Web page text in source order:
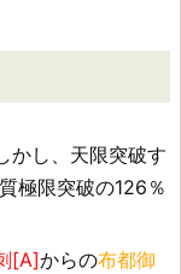
かし、天限突破す
極限突破の126％
[A]からの布都御